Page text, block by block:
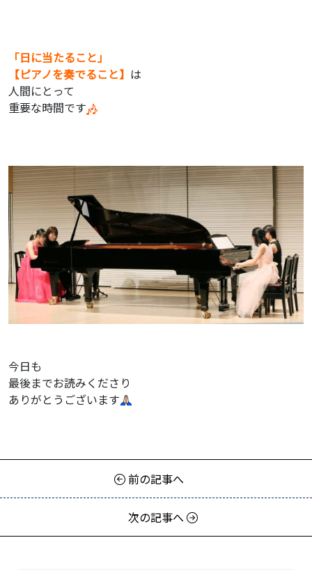
「日に当たること」
【ピアノを奏でること】 は
人間にとって
重要な時間です
今日も
最後までお読みくださり
ありがとうございます
前の記事へ
次の記事へ